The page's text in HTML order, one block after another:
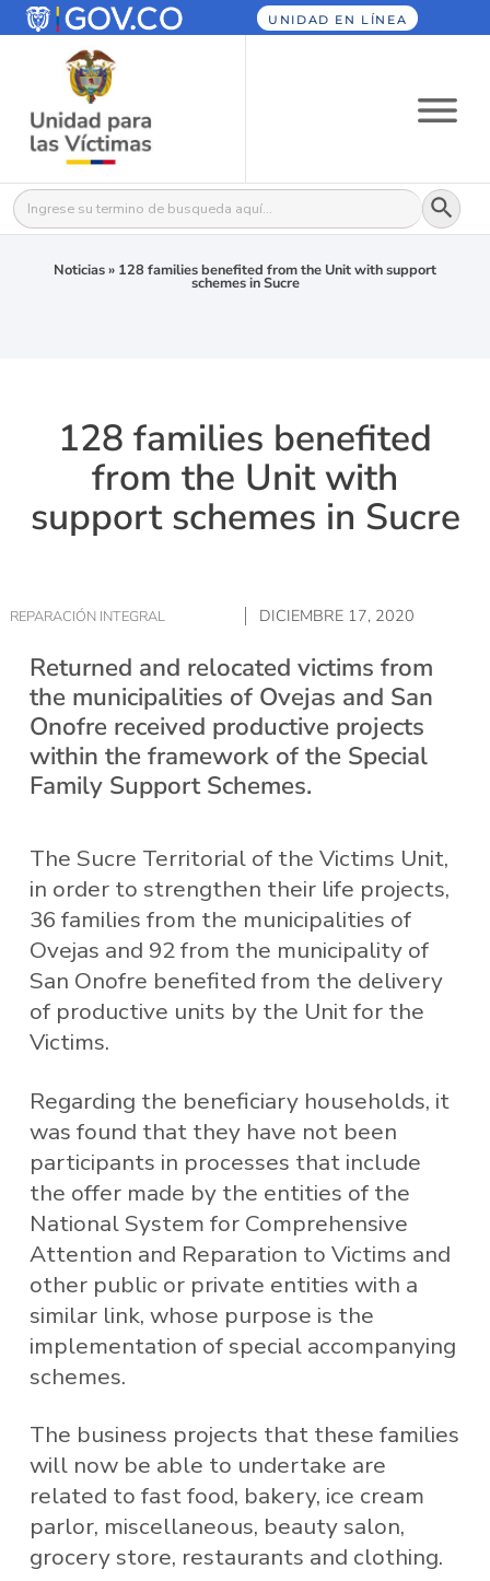
UNIDAD EN LÍNEA
Buscar: Botón
Noticias» 128 families benefited from the Unit with support
schemes in Sucre
128 families benefited
from the Unit with
support schemes in Sucre
REPARACIÓN INTEGRAL DICIEMBRE 17, 2020
Returned and relocated victims from
the municipalities of Ovejas and San
Onofre received productive projects
within the framework of the Special
Family Support Schemes.
The Sucre Territorial of the Victims Unit,
in order to strengthen their life projects,
36 families from the municipalities of
Ovejas and 92 from the municipality of
San Onofre benefited from the delivery
of productive units by the Unit for the
Victims.
Regarding the beneficiary households, it
was found that they have not been
participants in processes that include
the offer made by the entities of the
National System for Comprehensive
Attention and Reparation to Victims and
other public or private entities with a
similar link, whose purpose is the
implementation of special accompanying
schemes.
The business projects that these families
will now be able to undertake are
related to fast food, bakery, ice cream
parlor, miscellaneous, beauty salon,
grocery store, restaurants and clothing.